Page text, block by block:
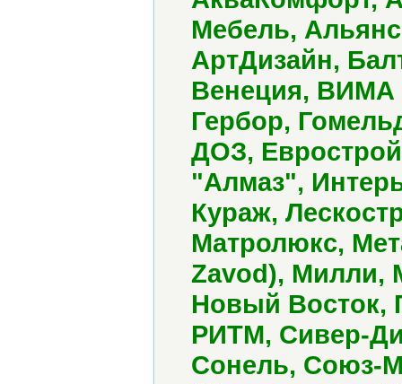
Мебель,
АртДизайн,
Венеция, ВИМА
Гербор,
ДОЗ,
"Алмаз",
Кураж,
Матролюкс,
Zavod), Милли,
Новый Восток,
РИТМ, Сивер-
Сонель, Союз-